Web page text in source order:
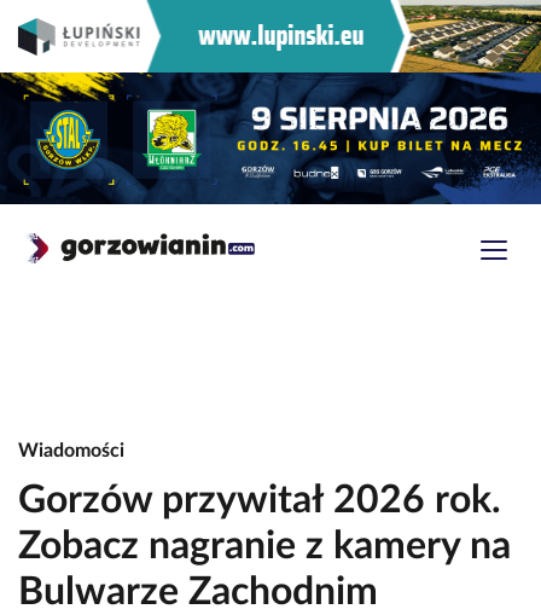
Wiadomości
Gorzów przywitał 2026 rok.
Zobacz nagranie z kamery na
Bulwarze Zachodnim